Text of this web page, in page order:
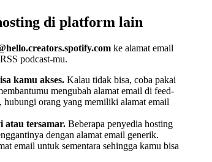
di platform lain
ke alamat email
podcast-mu.
kamu akses. Kalau tidak bisa, coba pakai
mengubah alamat email di feed-
orang yang memiliki alamat email
atau tersamar. Beberapa penyedia hosting
dengan alamat email generik.
email untuk sementara sehingga kamu bisa